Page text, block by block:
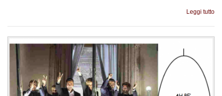
Leggi tutto